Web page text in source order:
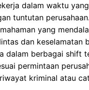
dalam waktu
tuntutan perusahaan.
yang
dan keselamatan
dalam berbagai shift
permintaan
kriminal atau